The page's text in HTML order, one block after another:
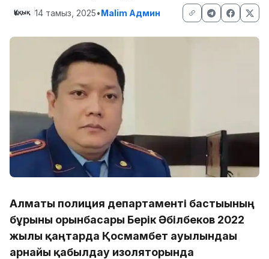
Құқық 14 тамыз, 2025•Malim Админ
Алматы полиция департаменті бастығының
бұрынғы орынбасары Берік Әбілбеков 2022
жылғы қаңтарда Қосмамбет ауылындағы
арнайы қабылдау изоляторында